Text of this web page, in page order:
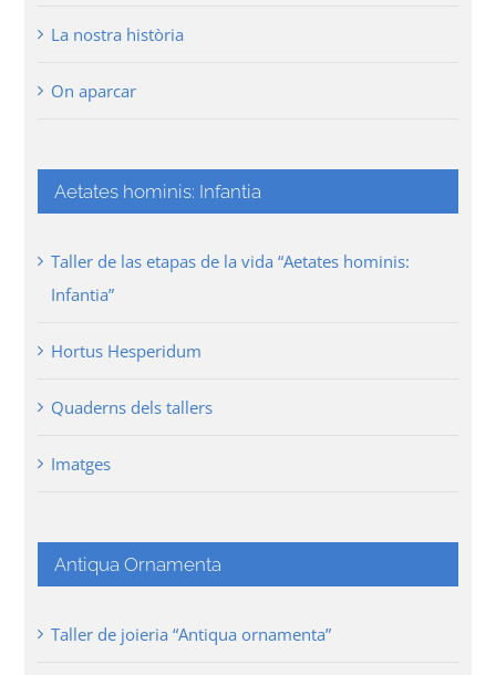
La nostra història
On aparcar
Aetates hominis: Infantia
Taller de las etapas de la vida “Aetates hominis:
Infantia”
Hortus Hesperidum
Quaderns dels tallers
Imatges
Antiqua Ornamenta
Taller de joieria “Antiqua ornamenta”